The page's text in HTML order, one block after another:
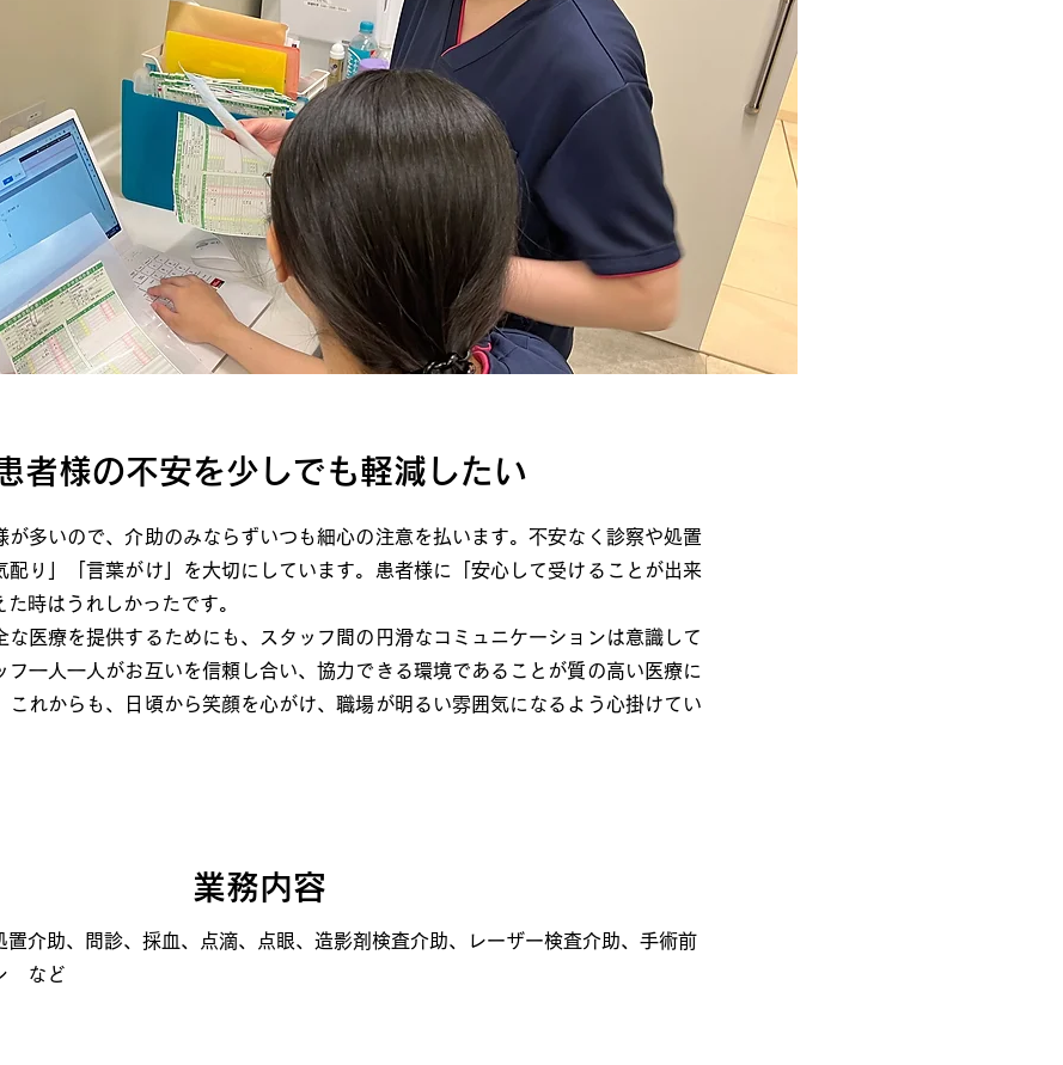
者様の不安を少しでも軽減したい
多いので、介助のみならずいつも細心の注意を払います。不安なく診察や処置
配り」「言葉がけ」を大切にしています。患者様に「安心して受けることが出来
時はうれしかったです。
医療を提供するためにも、スタッフ間の円滑なコミュニケーションは意識して
フ一人一人がお互いを信頼し合い、協力できる環境であることが質の高い医療に
これからも、日頃から笑顔を心がけ、職場が明るい雰囲気になるよう心掛けてい
業務内容
置介助、問診、採血、点滴、点眼、造影剤検査介助、レーザー検査介助、手術前
など